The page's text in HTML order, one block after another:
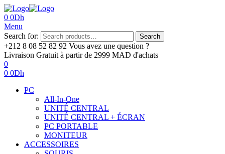
0 0Dh
Menu
Search for:
Search
+212 8 08 52 82 92‬ Vous avez une question ?
Livraison Gratuit à partir de 2999 MAD d'achats
0
0 0Dh
PC
All-In-One
UNITÉ CENTRAL
UNITÉ CENTRAL + ÉCRAN
PC PORTABLE
MONITEUR
ACCESSOIRES